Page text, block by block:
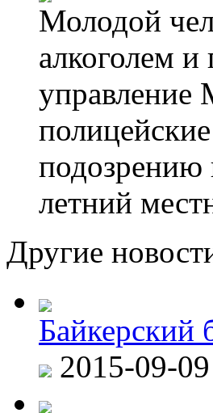
Молодой
алкоголем
управление
подозрению
летний
Другие
Байкерский
2015-09-